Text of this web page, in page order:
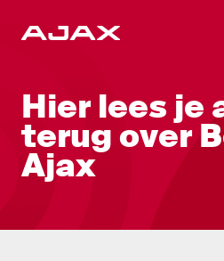
Liveblog
Hier lees je
terug over
Ajax